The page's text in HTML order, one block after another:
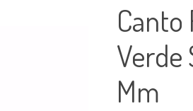
Canto
Verde
Mm